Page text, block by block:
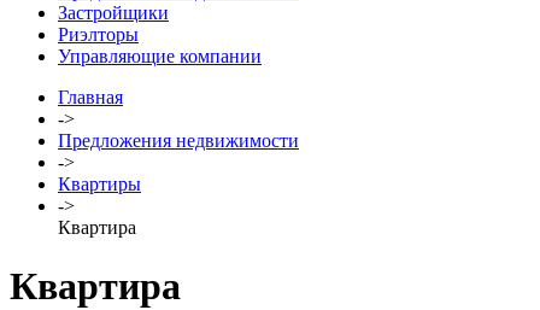
Застройщики
Риэлторы
Управляющие компании
Главная
->
Предложения недвижимости
->
Квартиры
->
Квартира
Квартира